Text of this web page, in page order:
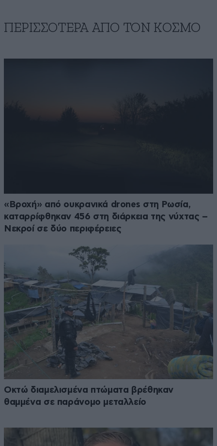
ΠΕΡΙΣΣΟΤΕΡΑ ΑΠΟ ΤΟΝ ΚΟΣΜΟ
«Βροχή» από ουκρανικά drones στη Ρωσία,
καταρρίφθηκαν 456 στη διάρκεια της νύχτας –
Νεκροί σε δύο περιφέρειες
Οκτώ διαμελισμένα πτώματα βρέθηκαν
θαμμένα σε παράνομο μεταλλείο